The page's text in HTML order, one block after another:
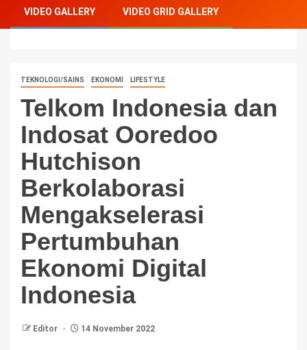
VIDEO GALLERY VIDEO GRID GALLERY
Indonesia
TEKNOLOGI/SAINS EKONOMI LIFESTYLE
Telkom Indonesia dan
Indosat Ooredoo
Hutchison
Berkolaborasi
Mengakselerasi
Pertumbuhan
Ekonomi Digital
Indonesia
Editor 14 November 2022